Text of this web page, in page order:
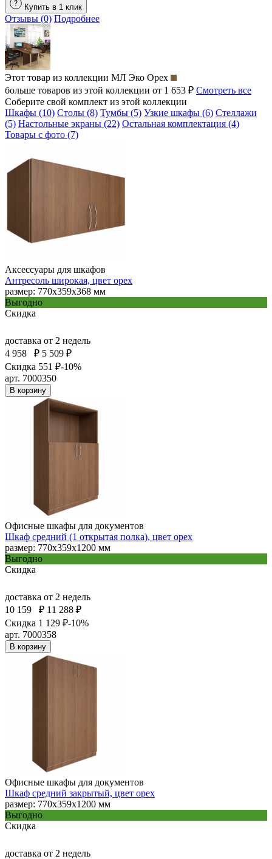
Купить в 1 клик
Отзывы (0) Подробнее
Этот товар из коллекции МЛ Эко Орех
больше товаров из этой коллекции от 1 653 ₽ Смотреть все
Соберите свой комплект из этой коллекции
Шкафы (10) Столы (8) Тумбы (5) Узкие шкафы (6) Стеллажи
(5) Настольные экраны (22) Остальная комплектация (4)
Товары с фото (7)
Аксессуары для шкафов
Антресоль широкая, цвет орех
размер: 770х359х368 мм
Выгодно
Скидка
доставка от 2 недель
4 958
₽ 5 509 ₽
Скидка 551 ₽-10%
арт. 7000350
В корзину
Офисные шкафы для документов
Шкаф средний (1 открытая полка), цвет орех
размер: 770х359х1200 мм
Выгодно
Скидка
доставка от 2 недель
10 159
₽ 11 288 ₽
Скидка 1 129 ₽-10%
арт. 7000358
В корзину
Офисные шкафы для документов
Шкаф средний закрытый, цвет орех
размер: 770х359х1200 мм
Выгодно
Скидка
доставка от 2 недель